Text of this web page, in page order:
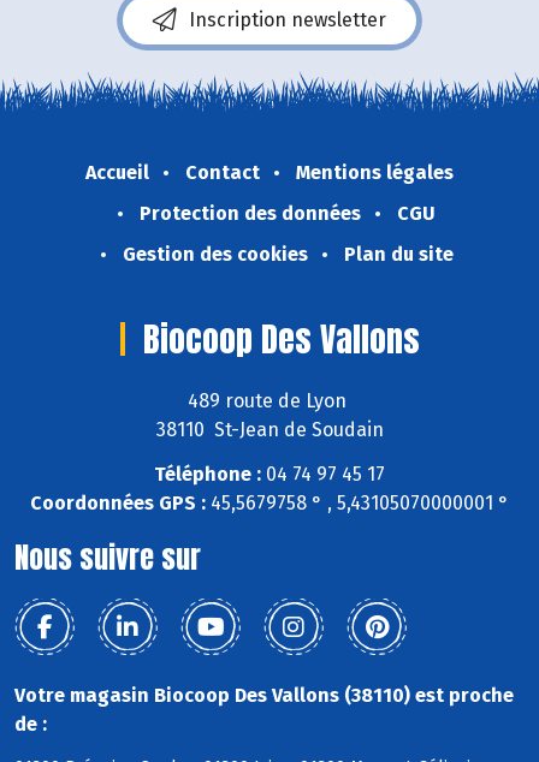
Inscription newsletter
Accueil Contact
Mentions légales
Protection des données
CGU
Gestion des cookies
Plan du site
Biocoop Des Vallons
489 route de Lyon
38110 St-Jean de Soudain
Téléphone : 04 74 97 45 17
Coordonnées GPS : 45,5679758 ° , 5,43105070000001 °
Nous suivre sur
Votre magasin Biocoop Des Vallons (38110) est proche
de :